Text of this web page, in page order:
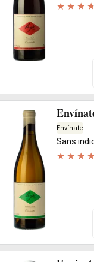
Envínate
Sans